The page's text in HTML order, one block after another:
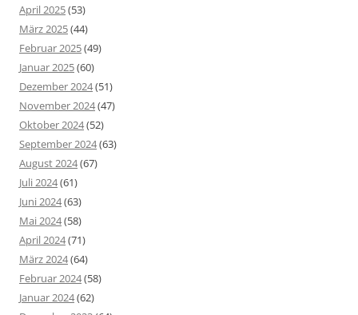
April 2025(53)
März 2025(44)
Februar 2025(49)
Januar 2025(60)
Dezember 2024(51)
November 2024(47)
Oktober 2024(52)
September 2024(63)
August 2024(67)
Juli 2024(61)
Juni 2024(63)
Mai 2024(58)
April 2024(71)
März 2024(64)
Februar 2024(58)
Januar 2024(62)